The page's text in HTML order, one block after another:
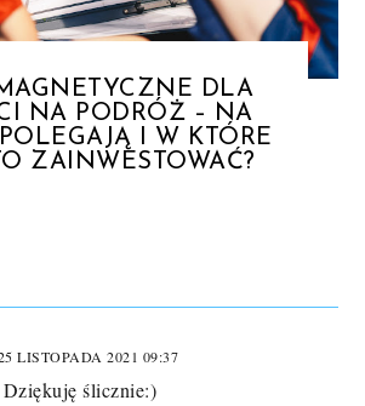
DLA
NA PODRÓŻ – NA
I W KTÓRE
ZAINWESTOWAĆ?
LISTOPADA 2021 09:37
ślicznie:)